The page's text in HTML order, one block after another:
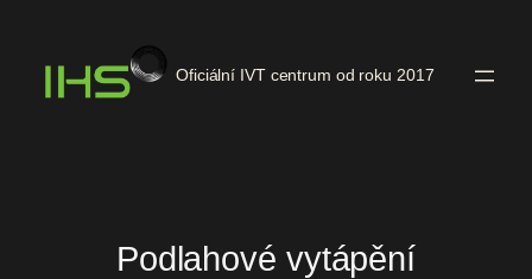
obsah
Oficiální IVT centrum od roku 2017
Podlahové vytápění